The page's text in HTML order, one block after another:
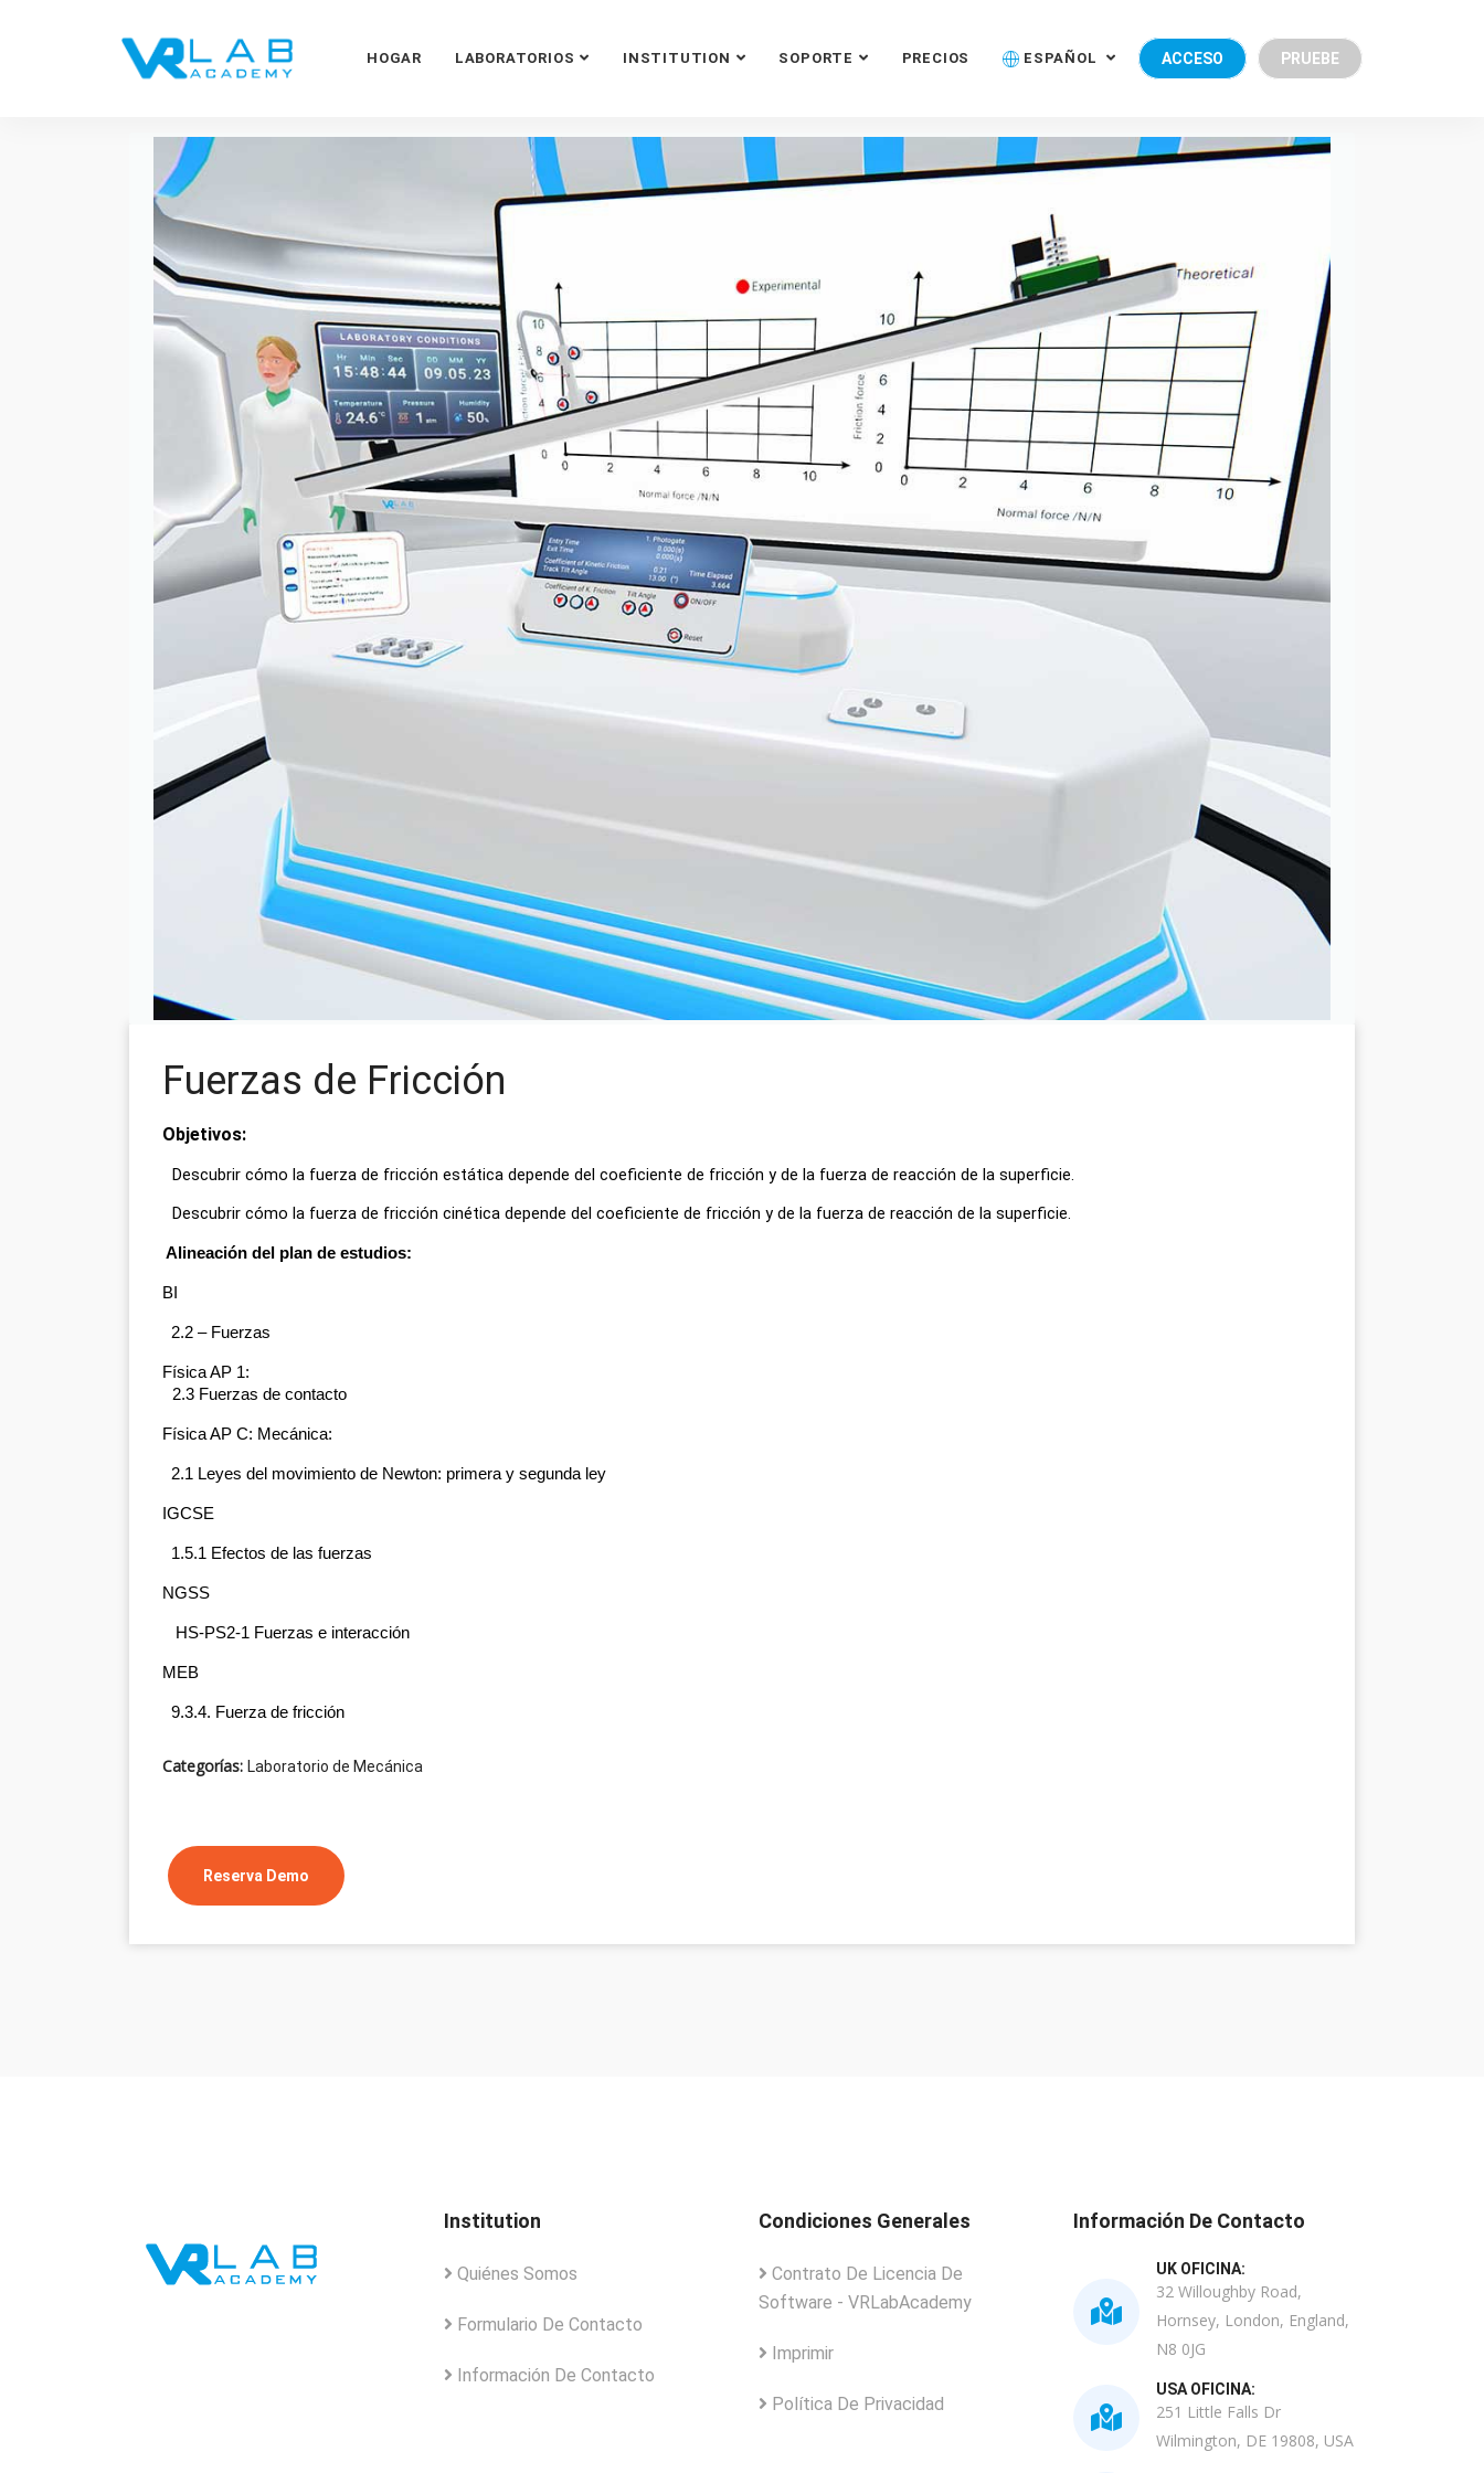
ACCESO PRUEBE
HOGAR LABORATORIOS INSTITUTION SOPORTE PRECIOS ESPAÑOL
Fuerzas de Fricción
Objetivos:
Descubrir cómo la fuerza de fricción estática depende del coeficiente de fricción y de la fuerza de reacción de la superficie.
Descubrir cómo la fuerza de fricción cinética depende del coeficiente de fricción y de la fuerza de reacción de la superficie.
Alineación del plan de estudios:
BI
2.2 – Fuerzas
Física AP 1:
2.3 Fuerzas de contacto
Física AP C: Mecánica:
2.1 Leyes del movimiento de Newton: primera y segunda ley
IGCSE
1.5.1 Efectos de las fuerzas
NGSS
HS-PS2-1 Fuerzas e interacción
MEB
9.3.4. Fuerza de fricción
Categorías: Laboratorio de Mecánica
Reserva Demo
Institution
Quiénes Somos
Formulario De Contacto
Información De Contacto
Condiciones Generales
Contrato De Licencia De
Software - VRLabAcademy
Imprimir
Política De Privacidad
Información De Contacto
UK OFICINA:
32 Willoughby Road,
Hornsey, London, England,
N8 0JG
USA OFICINA:
251 Little Falls Dr
Wilmington, DE 19808, USA